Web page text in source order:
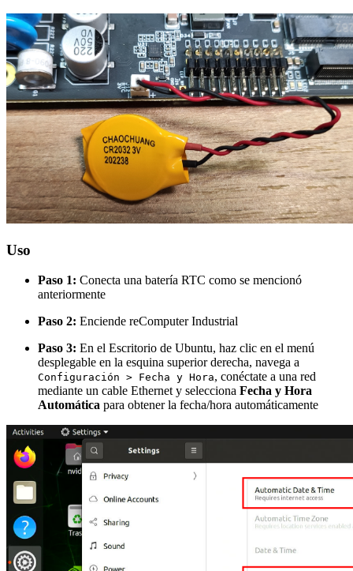
Uso
Paso 1: Conecta una batería RTC como se mencionó
anteriormente
Paso 2: Enciende reComputer Industrial
Paso 3: En el Escritorio de Ubuntu, haz clic en el menú
desplegable en la esquina superior derecha, navega a
Configuración > Fecha y Hora, conéctate a una red
mediante un cable Ethernet y selecciona Fecha y Hora
Automática para obtener la fecha/hora automáticamente